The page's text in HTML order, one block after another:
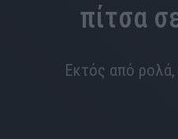
πίτσα
Εκτός από